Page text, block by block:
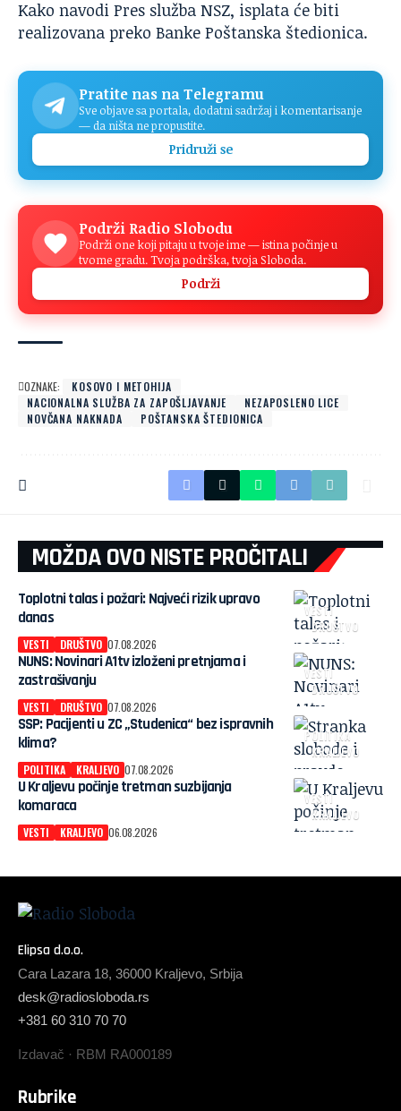
Kako navodi Pres služba NSZ, isplata će biti
realizovana preko Banke Poštanska štedionica.
Pratite nas na Telegramu
Sve objave sa portala, dodatni sadržaj i komentarisanje
— da ništa ne propustite.
Pridruži se
Podrži Radio Slobodu
Podrži one koji pitaju u tvoje ime — istina počinje u
tvome gradu. Tvoja podrška, tvoja Sloboda.
Podrži
OZNAKE:
KOSOVO I METOHIJA
NACIONALNA SLUŽBA ZA ZAPOŠLJAVANJE
NEZAPOSLENO LICE
NOVČANA NAKNADA
POŠTANSKA ŠTEDIONICA
MOŽDA OVO NISTE PROČITALI
VESTI
DRUŠTVO
Toplotni talas i požari: Najveći rizik upravo
danas
VESTI DRUŠTVO 07.08.2026
VESTI
DRUŠTVO
NUNS: Novinari A1tv izloženi pretnjama i
zastrašivanju
VESTI DRUŠTVO 07.08.2026
POLITIKA
KRALJEVO
SSP: Pacijenti u ZC „Studenica“ bez ispravnih
klima?
POLITIKA KRALJEVO 07.08.2026
VESTI
KRALJEVO
U Kraljevu počinje tretman suzbijanja
komaraca
VESTI KRALJEVO 06.08.2026
Elipsa d.o.o.
Cara Lazara 18, 36000 Kraljevo, Srbija
desk@radiosloboda.rs
+381 60 310 70 70
Izdavač · RBM RA000189
Rubrike